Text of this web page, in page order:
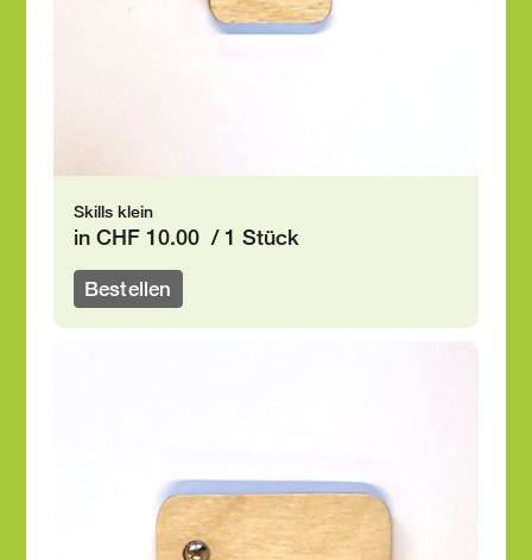
Skills klein
in CHF 10.00 / 1 Stück
Bestellen